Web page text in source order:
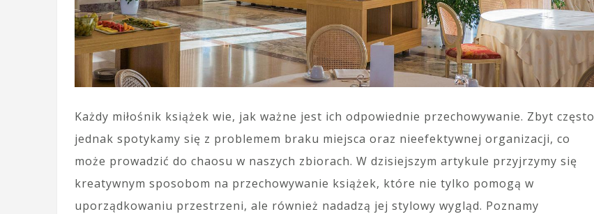
Każdy miłośnik książek wie, jak ważne jest ich odpowiednie przechowywanie. Zbyt często
jednak spotykamy się z problemem braku miejsca oraz nieefektywnej organizacji, co
może prowadzić do chaosu w naszych zbiorach. W dzisiejszym artykule przyjrzymy się
kreatywnym sposobom na przechowywanie książek, które nie tylko pomogą w
uporządkowaniu przestrzeni, ale również nadadzą jej stylowy wygląd. Poznamy